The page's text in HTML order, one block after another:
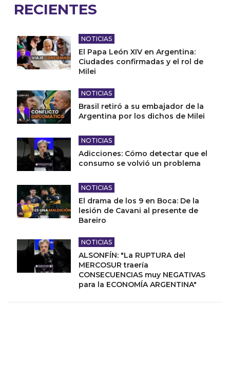
RECIENTES
NOTICIAS
El Papa León XIV en Argentina:
Ciudades confirmadas y el rol de
Milei
NOTICIAS
Brasil retiró a su embajador de la
Argentina por los dichos de Milei
NOTICIAS
Adicciones: Cómo detectar que el
consumo se volvió un problema
NOTICIAS
El drama de los 9 en Boca: De la
lesión de Cavani al presente de
Bareiro
NOTICIAS
ALSONFÍN: "La RUPTURA del
MERCOSUR traería
CONSECUENCIAS muy NEGATIVAS
para la ECONOMÍA ARGENTINA"